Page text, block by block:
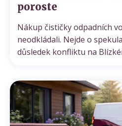
poroste
Nákup čističky odpadních
neodkládali. Nejde o
důsledek konfliktu na
Cenová nabídka Domácí